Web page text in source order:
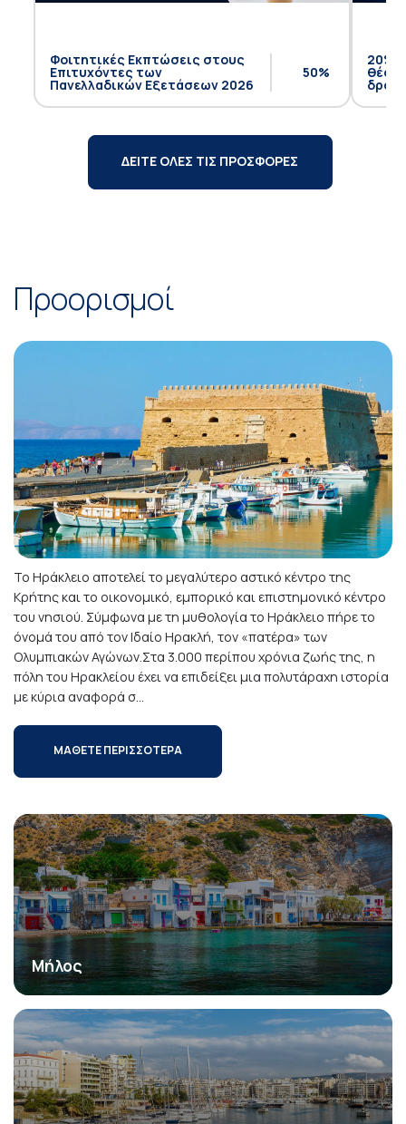
Φοιτητικές Εκπτώσεις στους
Επιτυχόντες των
Πανελλαδικών Εξετάσεων 2026
50%
20%
θέση
ΔΕΙΤΕ ΟΛΕΣ ΤΙΣ ΠΡΟΣΦΟΡΕΣ
Προορισμοί
Το Ηράκλειο αποτελεί το μεγαλύτερο αστικό κέντρο της
Κρήτης και το οικονομικό, εμπορικό και επιστημονικό κέντρο
του νησιού. Σύμφωνα με τη μυθολογία το Ηράκλειο πήρε το
όνομά του από τον Ιδαίο Ηρακλή, τον «πατέρα» των
Ολυμπιακών Αγώνων.Στα 3.000 περίπου χρόνια ζωής της, η
πόλη του Ηρακλείου έχει να επιδείξει μια πολυτάραχη ιστορία
με κύρια αναφορά σ...
ΜΑΘΕΤΕ ΠΕΡΙΣΣΟΤΕΡΑ
Μήλος